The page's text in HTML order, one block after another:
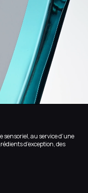
sensoriel, au service d’une
d’exception, des